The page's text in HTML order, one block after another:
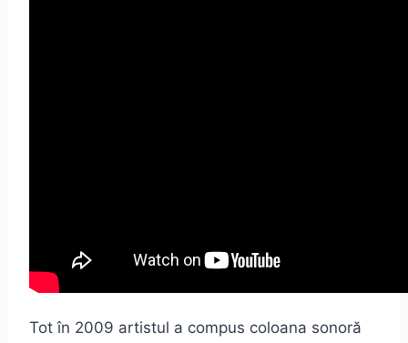
Tot în 2009 artistul a compus coloana sonoră